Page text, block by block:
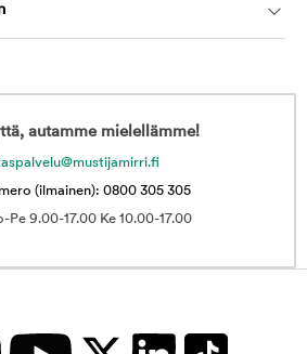
autamme mielellämme!
(ilmainen): 0800 305 305
Pe 9.00-17.00 Ke 10.00-17.00